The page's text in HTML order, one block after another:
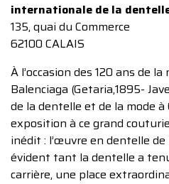
internationale de la
135, quai du Commerce
62100 CALAIS
À l’occasion des 120 ans de
Balenciaga (Getaria,1895-
de la dentelle et de la mode à
exposition à ce grand
inédit : l’œuvre en dentelle
évident tant la dentelle a
carrière, une place